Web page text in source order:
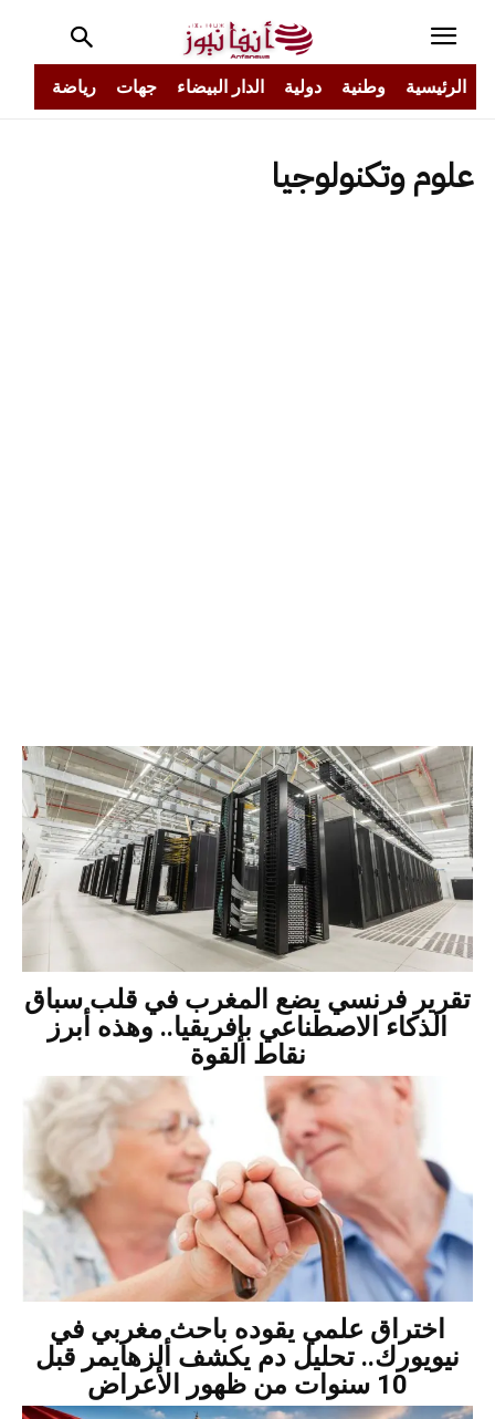
الرئيسية وطنية دولية الدار البيضاء جهات رياضة
علوم وتكنولوجيا
تقرير فرنسي يضع المغرب في قلب سباق
الذكاء الاصطناعي بإفريقيا.. وهذه أبرز
نقاط القوة
اختراق علمي يقوده باحث مغربي في
نيويورك.. تحليل دم يكشف ألزهايمر قبل
10 سنوات من ظهور الأعراض